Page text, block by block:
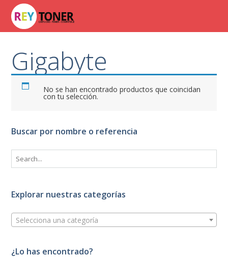
Gigabyte
No se han encontrado productos que coincidan
con tu selección.
Buscar por nombre o referencia
Explorar nuestras categorías
Selecciona una categoría
¿Lo has encontrado?